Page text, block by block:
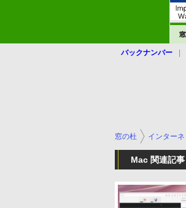
バックナンバー
窓の杜 インターネ
Mac 関連記事